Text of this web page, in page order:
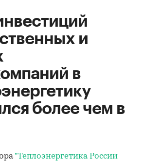
и
в
более чем в
"Теплоэнергетика России